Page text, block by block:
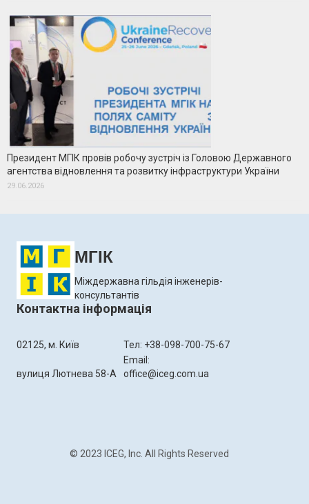
Президент МГІК провів робочу зустріч із Головою Державного
агентства відновлення та розвитку інфраструктури України
29.06.2026
МГІК
Міждержавна гільдія інженерів-
консультантів
Контактна інформація
02125, м. Київ
вулиця Лютнева 58-А
Тел: +38-098-700-75-67
Email:
office@iceg.com.ua
© 2023 ICEG, Inc. All Rights Reserved